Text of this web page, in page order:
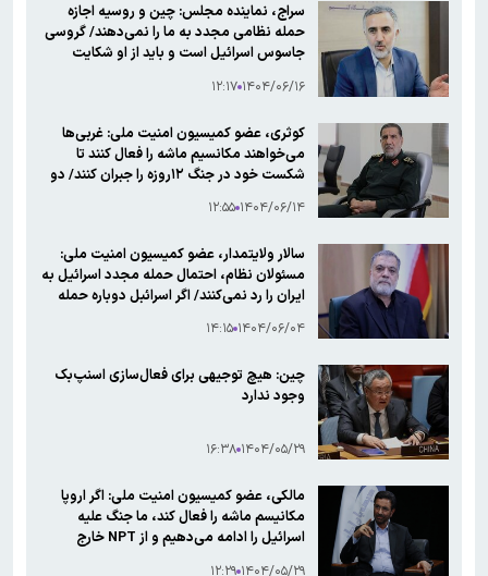
سراج، نماینده مجلس: چین و روسیه اجازه
حمله نظامی مجدد به ما را نمی‌دهند/ گروسی
جاسوس اسرائیل است و باید از او شکایت
چین و روسیه، مصوبه احتمالی شورای امنیت
۱۴۰۴/۰۶/۱۶ ۱۲:۱۷
کوثری، عضو کمیسیون امنیت ملی: غربی‌ها
می‌خواهند مکانسیم ماشه را فعال کنند تا
شکست خود در جنگ ۱۲روزه را جبران کنند/ دو
دست بررسی قرار دارد/ مذاکره با آمریکا پوچ و
۱۴۰۴/۰۶/۱۴ ۱۲:۵۵
سالار ولایتمدار، عضو کمیسیون امنیت ملی:
مسئولان نظام، احتمال حمله مجدد اسرائیل به
ایران را رد نمی‌کنند/ اگر اسرائبل دوباره حمله
۱۴۰۴/۰۶/۰۴ ۱۴:۱۵
چین: هیچ توجیهی برای فعال‌سازی اسنپ‌بک
وجود ندارد
۱۴۰۴/۰۵/۲۹ ۱۶:۳۸
مالکی، عضو کمیسیون امنیت ملی: اگر اروپا
مکانیسم ماشه را فعال کند، ما جنگ علیه
اسرائیل را ادامه می‌دهیم و از NPT خارج
۱۴۰۴/۰۵/۲۹ ۱۲:۲۹